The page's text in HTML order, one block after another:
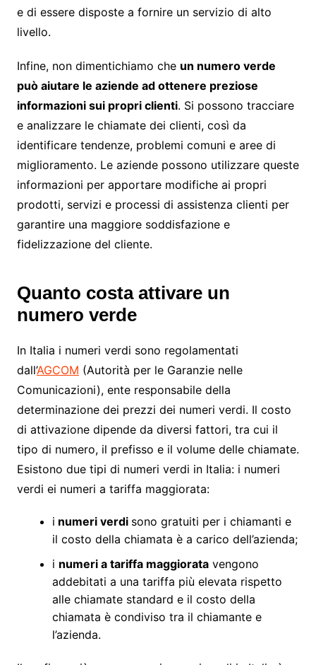
e di essere disposte a fornire un servizio di alto
livello.
Infine, non dimentichiamo che un numero verde
può aiutare le aziende ad ottenere preziose
informazioni sui propri clienti. Si possono tracciare
e analizzare le chiamate dei clienti, così da
identificare tendenze, problemi comuni e aree di
miglioramento. Le aziende possono utilizzare queste
informazioni per apportare modifiche ai propri
prodotti, servizi e processi di assistenza clienti per
garantire una maggiore soddisfazione e
fidelizzazione del cliente.
Quanto costa attivare un
numero verde
In Italia i numeri verdi sono regolamentati
dall’AGCOM (Autorità per le Garanzie nelle
Comunicazioni), ente responsabile della
determinazione dei prezzi dei numeri verdi. Il costo
di attivazione dipende da diversi fattori, tra cui il
tipo di numero, il prefisso e il volume delle chiamate.
Esistono due tipi di numeri verdi in Italia: i numeri
verdi ei numeri a tariffa maggiorata:
i numeri verdi sono gratuiti per i chiamanti e
il costo della chiamata è a carico dell’azienda;
i numeri a tariffa maggioratavengono
addebitati a una tariffa più elevata rispetto
alle chiamate standard e il costo della
chiamata è condiviso tra il chiamante e
l’azienda.